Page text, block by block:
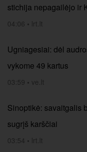
stichija nepagailėjo ir
04:06 • lrt.lt
Ugniagesiai: dėl
vykome 49 kartus
03:59 • ve.lt
Sinoptikė: savaitgalis
sugrįš karščiai
03:54 • lrt.lt